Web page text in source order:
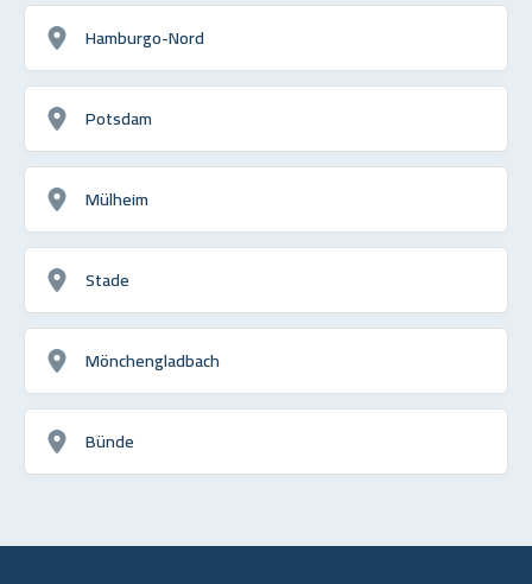
Hamburgo-Nord
Potsdam
Mülheim
Stade
Mönchengladbach
Bünde